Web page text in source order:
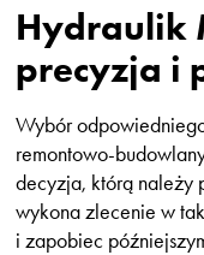
Hydraulik
precyzja i
Wybór
remontowo-
decyzja, którą należy
wykona zlecenie w
i zapobiec